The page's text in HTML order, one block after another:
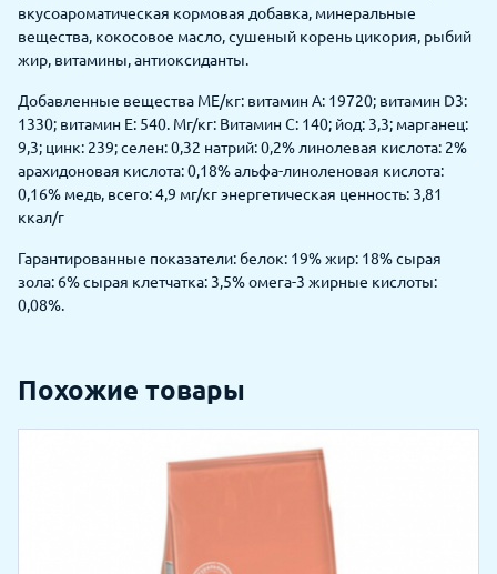
вкусоароматическая кормовая добавка, минеральные
вещества, кокосовое масло, сушеный корень цикория, рыбий
жир, витамины, антиоксиданты.
Добавленные вещества МЕ/кг: витамин А: 19720; витамин D3:
1330; витамин E: 540. Мг/кг: Витамин С: 140; йод: 3,3; марганец:
9,3; цинк: 239; селен: 0,32 натрий: 0,2% линолевая кислота: 2%
арахидоновая кислота: 0,18% альфа-линоленовая кислота:
0,16% медь, всего: 4,9 мг/кг энергетическая ценность: 3,81
ккал/г
Гарантированные показатели: белок: 19% жир: 18% сырая
зола: 6% сырая клетчатка: 3,5% омега-3 жирные кислоты:
0,08%.
Похожие товары